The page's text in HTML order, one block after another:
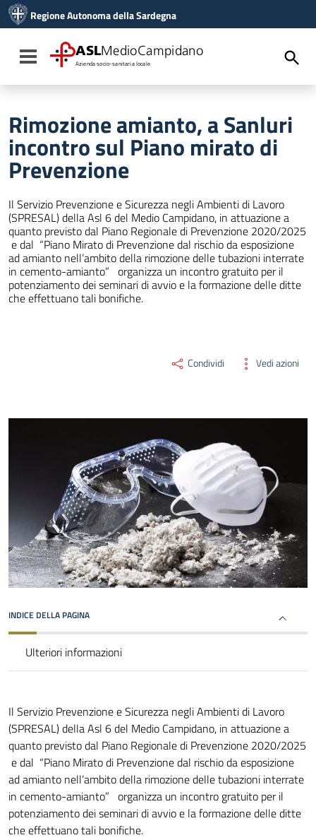
Vai al menu di navigazione
Vai al footer
Regione Autonoma della Sardegna
Toggle navigation
ASLMedioCampidano
Azienda socio-sanitaria locale
Rimozione amianto, a Sanluri
incontro sul Piano mirato di
Prevenzione
Il Servizio Prevenzione e Sicurezza negli Ambienti di Lavoro
(SPRESAL) della Asl 6 del Medio Campidano, in attuazione a
quanto previsto dal Piano Regionale di Prevenzione 2020/2025
e dal “Piano Mirato di Prevenzione dal rischio da esposizione
ad amianto nell’ambito della rimozione delle tubazioni interrate
in cemento-amianto” organizza un incontro gratuito per il
potenziamento dei seminari di avvio e la formazione delle ditte
che effettuano tali bonifiche.
Condividi Vedi azioni
INDICE DELLA PAGINA
Ulteriori informazioni
Il Servizio Prevenzione e Sicurezza negli Ambienti di Lavoro
(SPRESAL) della Asl 6 del Medio Campidano, in attuazione a
quanto previsto dal Piano Regionale di Prevenzione 2020/2025
e dal “Piano Mirato di Prevenzione dal rischio da esposizione
ad amianto nell’ambito della rimozione delle tubazioni interrate
in cemento-amianto” organizza un incontro gratuito per il
potenziamento dei seminari di avvio e la formazione delle ditte
che effettuano tali bonifiche.